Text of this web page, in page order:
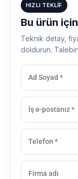
HIZLI TEKLIF
Bu ürün
Teknik detay,
doldurun.